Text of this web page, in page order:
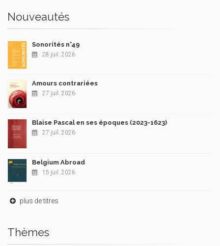
Nouveautés
Sonorités n°49
28 juil. 2026
Amours contrariées
27 juil. 2026
Blaise Pascal en ses époques (2023-1623)
27 juil. 2026
Belgium Abroad
15 juil. 2026
plus de titres
Thèmes